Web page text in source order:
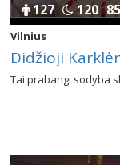
127 120
Vilnius
Didžioji
Tai prabangi sodyba